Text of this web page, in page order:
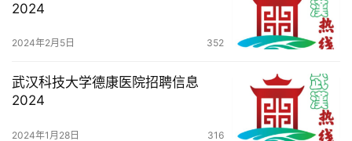
2024
2024年2月5日 352
武汉科技大学德康医院招聘信息
2024
2024年1月28日 316